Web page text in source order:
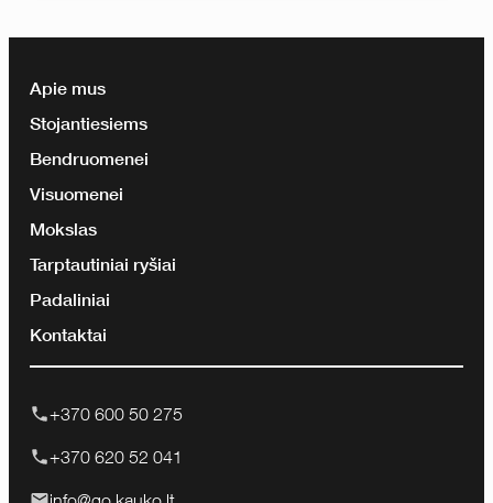
Apie mus
Stojantiesiems
Bendruomenei
Visuomenei
Mokslas
Tarptautiniai ryšiai
Padaliniai
Kontaktai
+370 600 50 275
+370 620 52 041